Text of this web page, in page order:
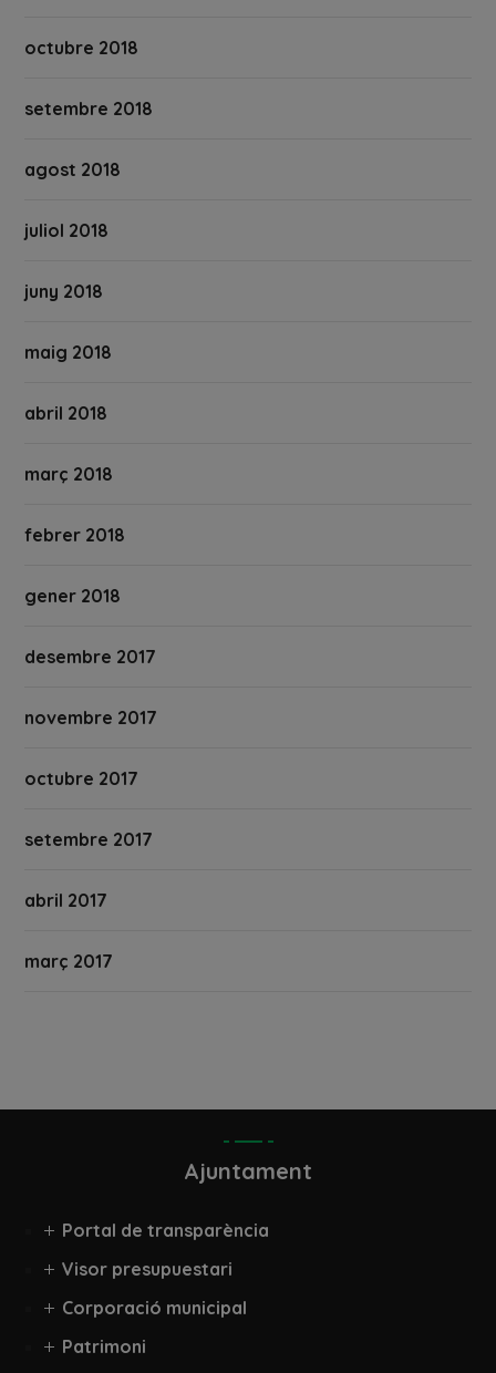
octubre 2018
setembre 2018
agost 2018
juliol 2018
juny 2018
maig 2018
abril 2018
març 2018
febrer 2018
gener 2018
desembre 2017
novembre 2017
octubre 2017
setembre 2017
abril 2017
març 2017
Ajuntament
Portal de transparència
Visor presupuestari
Corporació municipal
Patrimoni